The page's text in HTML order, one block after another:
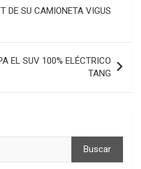
DE SU CAMIONETA VIGUS
EL SUV 100% ELÉCTRICO
TANG
Buscar